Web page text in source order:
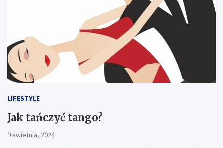
LIFESTYLE
Jak tańczyć tango?
9 kwietnia, 2024